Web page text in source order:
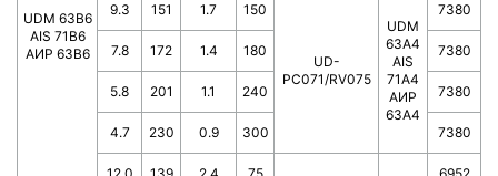
UDM 63B6
AIS 71B6
АИР 63В6
9.3 151 1.7 150
UD-
PC071/RV075
UDM
63A4
AIS
71A4
АИР
63A4
7380
7.8 172 1.4 180 7380
5.8 201 1.1 240 7380
4.7 230 0.9 300 7380